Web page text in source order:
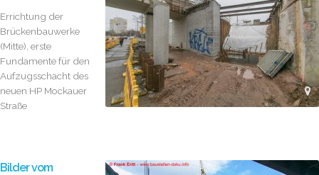
Errichtung der
Brückenbauwerke
(Mitte), erste
Fundamente für den
Aufzugsschacht des
neuen HP Mockauer
Straße
Bilder vom